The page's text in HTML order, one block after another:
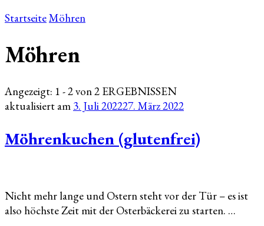
StartseiteMöhren
Möhren
Angezeigt: 1 - 2 von 2 ERGEBNISSEN
aktualisiert am 3. Juli 202227. März 2022
Möhrenkuchen (glutenfrei)
Nicht mehr lange und Ostern steht vor der Tür – es ist
also höchste Zeit mit der Osterbäckerei zu starten. …